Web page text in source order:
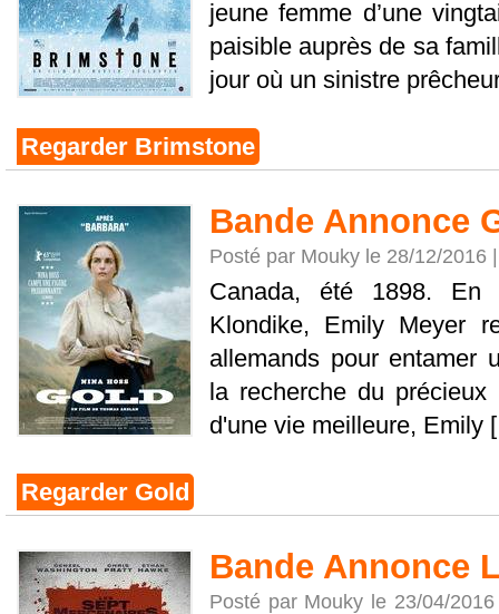
jeune femme d’une
paisible auprès de sa
jour où un sinistre
Regarder Brimstone
Bande Annonce
Posté par Mouky le 28/12/2016
Canada, été 1898.
Klondike, Emily Meyer
allemands pour entamer
la recherche du
d'une vie meilleure, Emily
Regarder Gold
Bande Annonce
Posté par Mouky le 23/04/